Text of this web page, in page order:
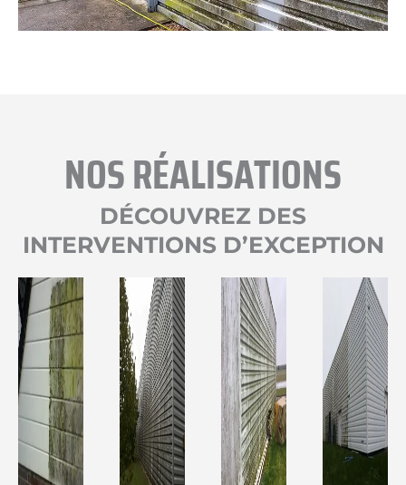
NOS RÉALISATIONS
DÉCOUVREZ DES
INTERVENTIONS D’EXCEPTION